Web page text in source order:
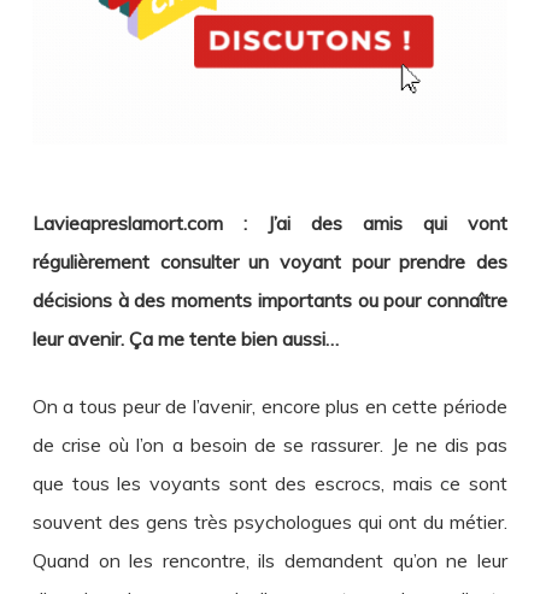
Lavieapreslamort.com : J’ai des amis qui vont
régulièrement consulter un voyant pour prendre des
décisions à des moments importants ou pour connaître
leur avenir. Ça me tente bien aussi…
On a tous peur de l’avenir, encore plus en cette période
de crise où l’on a besoin de se rassurer. Je ne dis pas
que tous les voyants sont des escrocs, mais ce sont
souvent des gens très psychologues qui ont du métier.
Quand on les rencontre, ils demandent qu’on ne leur